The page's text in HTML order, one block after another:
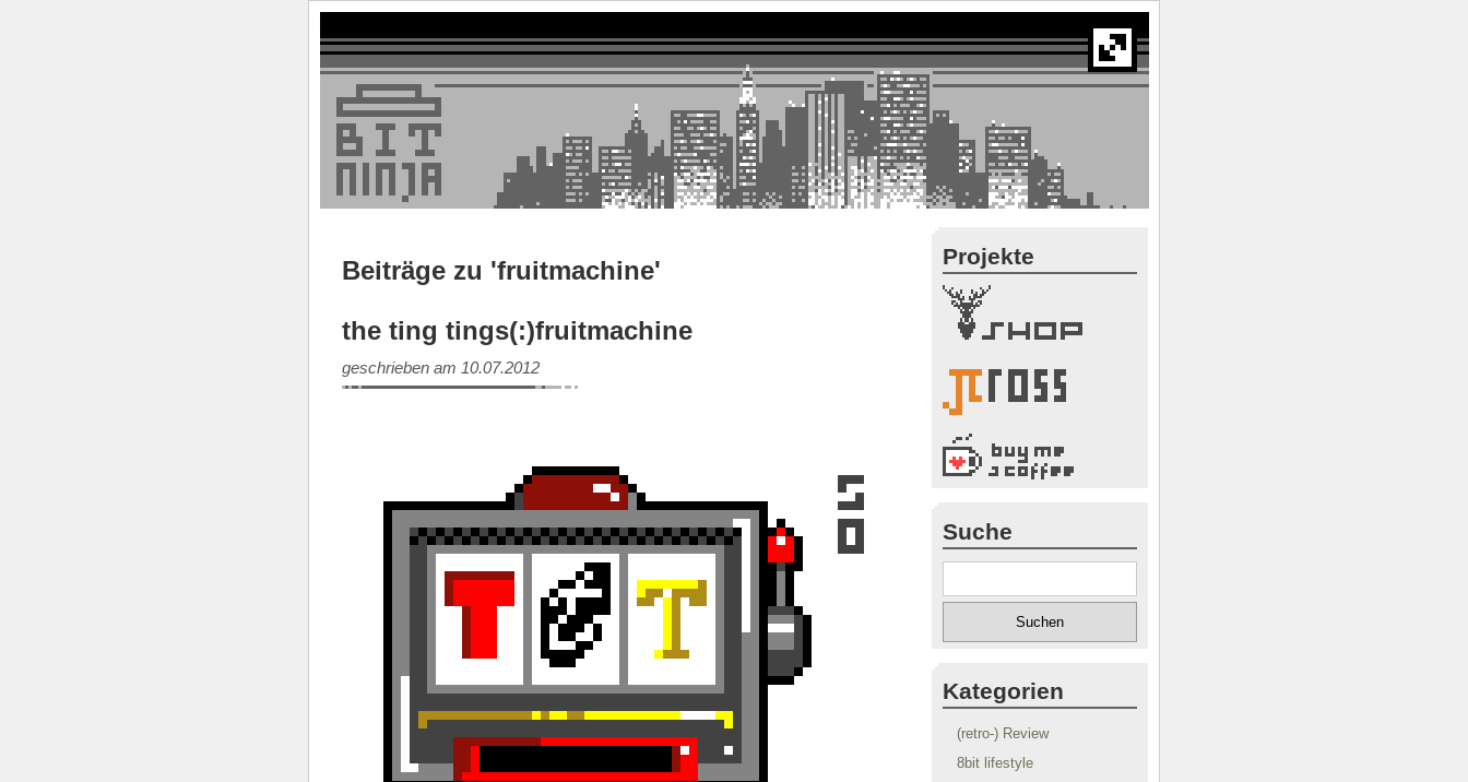
Beiträge zu 'fruitmachine'
the ting tings(:)fruitmachine
geschrieben am 10.07.2012
Projekte
Suche
Kategorien
(retro-) Review
8bit lifestyle